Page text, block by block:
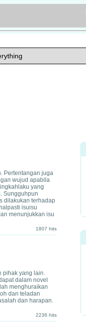
Pertentangan juga
wujud apabila
yang
Sungguhpun
dilakukan terhadap
isuisu
menunjukkan isu
1807 hits
pihak yang lain.
dalam novel
menghuraikan
dan teladan
dan harapan.
2236 hits